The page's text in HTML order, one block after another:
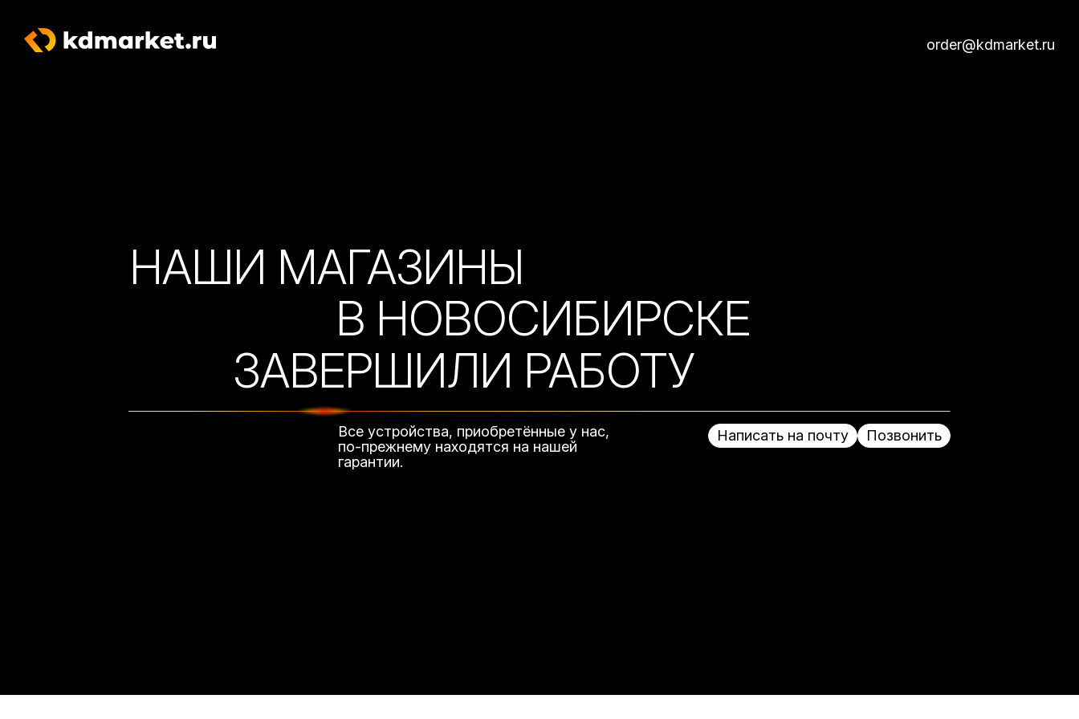
order@kdmarket.ru
НАШИ МАГАЗИНЫ
В НОВОСИБИРСКЕ
ЗАВЕРШИЛИ РАБОТУ
Все устройства, приобретённые у нас,
по-прежнему находятся на нашей
гарантии.
Написать на почту Позвонить